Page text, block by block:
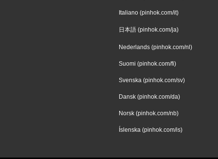
Italiano (pinhok.com/it)
日本語 (pinhok.com/ja)
Nederlands (pinhok.com/nl)
Suomi (pinhok.com/fi)
Svenska (pinhok.com/sv)
Dansk (pinhok.com/da)
Norsk (pinhok.com/nb)
Íslenska (pinhok.com/is)